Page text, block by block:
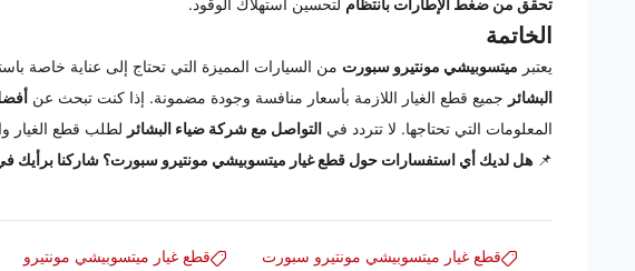
تحقق من ضغط الإطارات بانتظام لتحسين استهلاك الوقود.
الخاتمة
يعتبر ميتسوبيشي مونتيرو سبورت من السيارات المميزة التي تحتاج إلى عناية خاصة
البشائر جميع قطع الغيار اللازمة بأسعار منافسة وجودة مضمونة. إذا كنت تبحث عن
المعلومات التي تحتاجها. لا تتردد في التواصل مع شركة ضياء البشائر لطلب قطع الغيار
📌 هل لديك أي استفسارات حول قطع غيار ميتسوبيشي مونتيرو سبورت؟ شاركنا برأيك في
قطع غيار ميتسوبيشي مونتيرو سبورت قطع غيار ميتسوبيشي مونتيرو